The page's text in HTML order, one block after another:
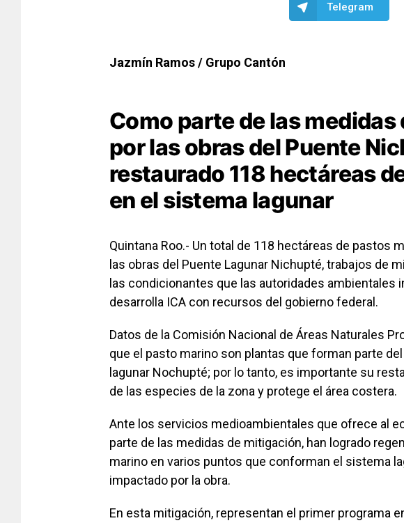
Telegram
Jazmín Ramos / Grupo Cantón
Como parte de las
por las obras del Puente
restaurado 118 hectáreas
en el sistema lagunar
Quintana Roo.- Un total de 118 hectáreas de pastos
las obras del Puente Lagunar Nichupté, trabajos de
las condicionantes que las autoridades ambientales
desarrolla ICA con recursos del gobierno federal.
Datos de la Comisión Nacional de Áreas Naturales
que el pasto marino son plantas que forman parte
lagunar Nochupté; por lo tanto, es importante su
de las especies de la zona y protege el área costera.
Ante los servicios medioambientales que ofrece al
parte de las medidas de mitigación, han logrado
marino en varios puntos que conforman el sistema
impactado por la obra.
En esta mitigación, representan el primer programa